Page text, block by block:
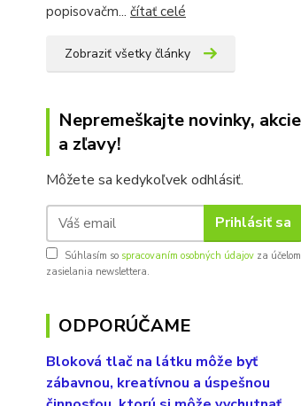
popisovačm... čítať celé
Zobraziť všetky články
Nepremeškajte novinky, akcie
a zľavy!
Môžete sa kedykoľvek odhlásiť.
Prihlásiť sa
Súhlasím so spracovaním osobných údajov za účelom
zasielania newslettera.
ODPORÚČAME
Bloková tlač na látku môže byť
zábavnou, kreatívnou a úspešnou